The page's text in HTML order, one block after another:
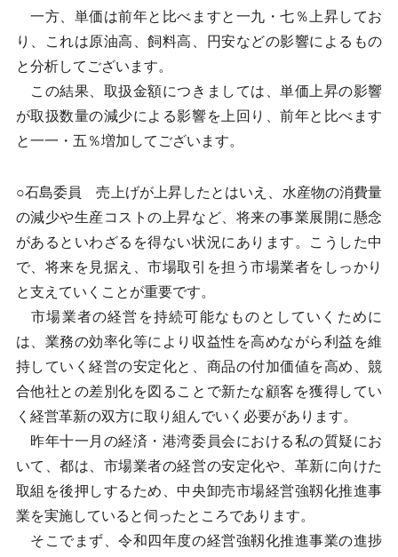
一方、単価は前年と比べますと一九・七％上昇してお
り、これは原油高、飼料高、円安などの影響によるもの
と分析してございます。
この結果、取扱金額につきましては、単価上昇の影響
が取扱数量の減少による影響を上回り、前年と比べます
と一一・五％増加してございます。
○石島委員 売上げが上昇したとはいえ、水産物の消費量
の減少や生産コストの上昇など、将来の事業展開に懸念
があるといわざるを得ない状況にあります。こうした中
で、将来を見据え、市場取引を担う市場業者をしっかり
と支えていくことが重要です。
市場業者の経営を持続可能なものとしていくために
は、業務の効率化等により収益性を高めながら利益を維
持していく経営の安定化と、商品の付加価値を高め、競
合他社との差別化を図ることで新たな顧客を獲得してい
く経営革新の双方に取り組んでいく必要があります。
昨年十一月の経済・港湾委員会における私の質疑にお
いて、都は、市場業者の経営の安定化や、革新に向けた
取組を後押しするため、中央卸売市場経営強靱化推進事
業を実施していると伺ったところであります。
そこでまず、令和四年度の経営強靱化推進事業の進捗